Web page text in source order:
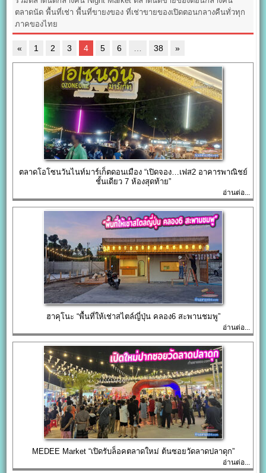
ตลาดนัด พื้นที่เช่า พื้นที่ขายงของ ที่เช่าขายของเปิดตอนกลางคืนทั่วทุก
ภาคของไทย
« 1 2 3 4 5 6 38 »
ตลาดโอโซนวันไนท์มาร์เก็ตดอนเมือง “เปิดจอง…เฟส2 อาคารพาณิชย์
ชั้นเดียว 7 ห้องสุดท้าย”
อ่านต่อ...
ฮาคุโนะ “พื้นที่ให้เช่าสไตล์ญี่ปุ่น คลอง6 สะพานชมพู”
อ่านต่อ...
MEDEE Market “เปิดรับล็อคตลาดใหม่ ต้นซอยวัดลาดปลาดุก”
อ่านต่อ...